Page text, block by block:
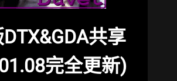
共享
完全更新)